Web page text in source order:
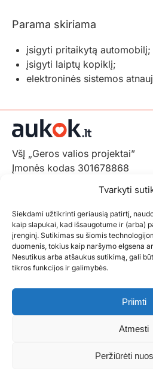
Tvarkyti
Siekdami užtikrinti geriausią patirtį,
kaip slapukai, kad išsaugotume ir (arba)
įrenginį. Sutikimas su šiomis
duomenis, tokius kaip naršymo elgsena
Nesutikus arba atšaukus sutikimą, gali
tikros funkcijos ir galimybės.
Priimti
Atmesti
Peržiūrėti
Parama skiriama
įsigyti pritaikytą automobilį;
įsigyti laiptų kopiklį;
elektroninės sistemos
VšĮ „Geros valios projektai”
Įmonės kodas 301678868
LT-01103 Vilnius, Lietuva
+370 602 31001,
+370 698 24305 (verslo
Kontaktai
Aukok.lt taisyklės